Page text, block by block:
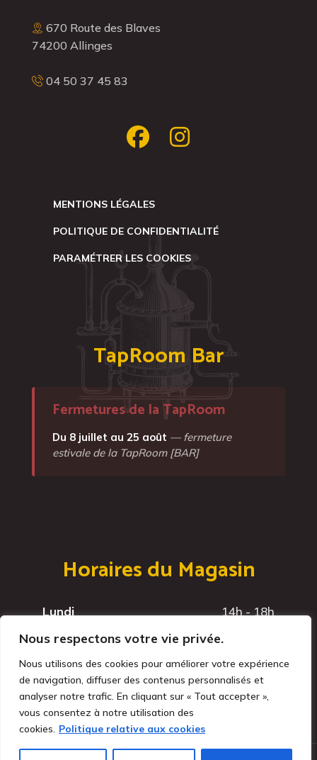
Nous respectons votre vie privée.
Nous utilisons des cookies pour améliorer votre expérience
de navigation, diffuser des contenus personnalisés et
analyser notre trafic. En cliquant sur « Tout accepter »,
vous consentez à notre utilisation des
cookies. Politique relative aux cookies
670 Route des Blaves
74200 Allinges
04 50 37 45 83
MENTIONS LÉGALES
POLITIQUE DE CONFIDENTIALITÉ
PARAMÉTRER LES COOKIES
TapRoom Bar
Fermetures de la TapRoom
Du 8 juillet au 25 août — fermeture
estivale de la TapRoom [BAR]
Horaires du Magasin
Lundi
14h - 18h
Jeudi
14h - 18h
Vendredi
14h - 18h